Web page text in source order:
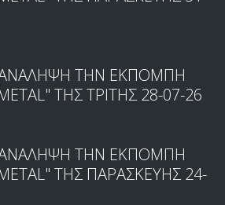
ΤΗΝ ΕΚΠΟΜΠΗ
ΤΗΣ ΤΡΙΤΗΣ 28-07-26
ΤΗΝ ΕΚΠΟΜΠΗ
METAL" ΤΗΣ ΠΑΡΑΣΚΕΥΗΣ 24-